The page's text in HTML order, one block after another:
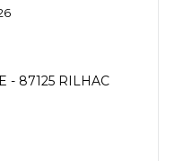
- 87125 RILHAC